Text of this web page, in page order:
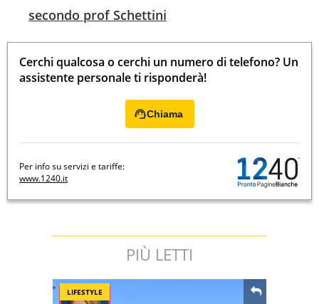
secondo prof Schettini
Cerchi qualcosa o cerchi un numero di telefono? Un
assistente personale ti risponderà!
Chiama
Per info su servizi e tariffe:
www.1240.it
PIÙ LETTI
LIFESTYLE